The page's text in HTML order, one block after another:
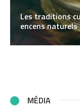
Les traditions
encens
MÉDIA